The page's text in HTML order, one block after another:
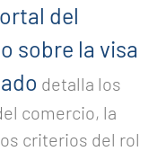
del
sobre la visa
detalla los
comercio, la
criterios del rol